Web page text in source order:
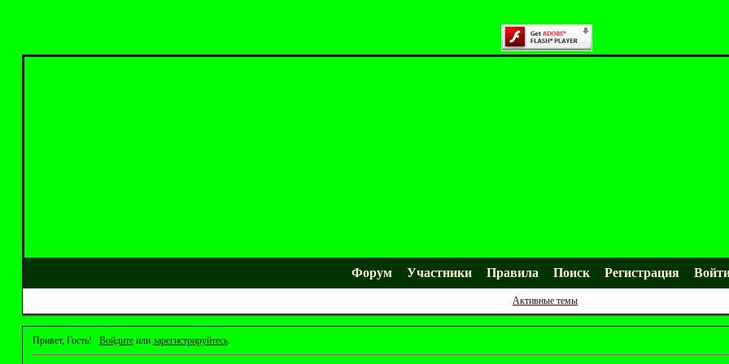
Форум Участники Правила Поиск Регистрация
Активные темы
Привет, Гость! Войдитеили зарегистрируйтесь.